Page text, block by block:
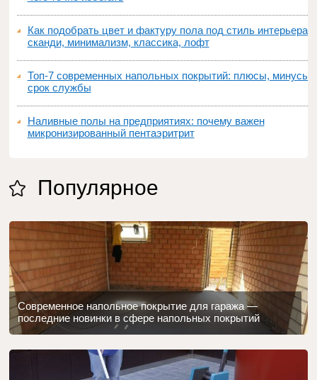
Как подобрать цвет и фактуру пола под стиль интерьера:
сканди, минимализм, классика, лофт
Топ‑7 современных напольных покрытий: плюсы, минусы,
срок службы
Наливные полы на предприятиях: почему важен
микронизированный пентаэритрит
Популярное
Современное напольное покрытие для гаража —
последние новинки в сфере напольных покрытий